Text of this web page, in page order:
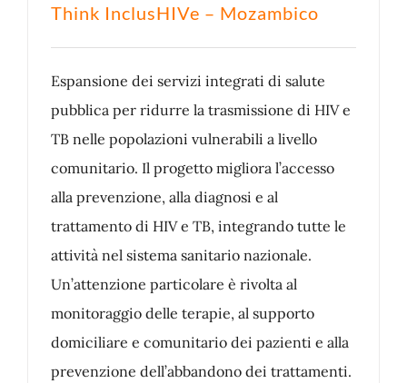
Think InclusHIVe – Mozambico
Espansione dei servizi integrati di salute
pubblica per ridurre la trasmissione di HIV e
TB nelle popolazioni vulnerabili a livello
comunitario. Il progetto migliora l’accesso
alla prevenzione, alla diagnosi e al
trattamento di HIV e TB, integrando tutte le
attività nel sistema sanitario nazionale.
Un’attenzione particolare è rivolta al
monitoraggio delle terapie, al supporto
domiciliare e comunitario dei pazienti e alla
prevenzione dell’abbandono dei trattamenti.